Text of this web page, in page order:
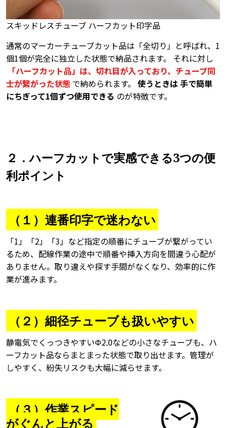
スキッドレスチューブ ハーフカット印字品
通常のマーカーチューブカット品は「全切り」と呼ばれ、1
個1個が完全に独立した状態で納品されます。 それに対し
「ハーフカット品」は、切れ目が入っており、チューブ同
士が繋がった状態 で納められます。 使うときは 手で簡単
にちぎって1個ずつ使用できる のが特徴です。
２．ハーフカットで実感できる3つの便
利ポイント
（１）連番印字で迷わない
「1」「2」「3」など指定の順番にチューブが繋がってい
るため、配線作業の途中で順番や挿入方向を間違う心配が
ありません。取り違えや探す手間がなくなり、効率的に作
業が進みます。
（２ ） 細径チューブも扱いやすい
静電気でくっつきやすいΦ2.0などの小さなチューブも、ハ
ーフカット品ならまとまった状態で取り出せます。管理が
しやすく、紛失リスクも大幅に減らせます。
（３）作業スピード
がぐんと上がる